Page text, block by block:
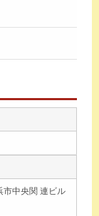
市中央関 連ビル